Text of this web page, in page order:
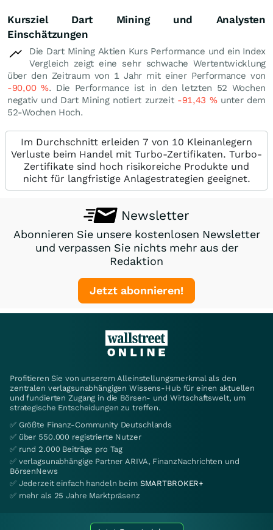
Kursziel Dart Mining und Analysten
Einschätzungen
Die Dart Mining Aktien Kurs Performance und ein Index
Vergleich zeigt eine sehr schwache Wertentwicklung
über den Zeitraum von 1 Jahr mit einer Performance von
-90,00 %. Die Performance ist in den letzten 52 Wochen
negativ und Dart Mining notiert zurzeit -91,43 %unter dem
52-Wochen Hoch.
Im Durchschnitt erleiden 7 von 10 Kleinanlegern
Verluste beim Handel mit Turbo-Zertifikaten. Turbo-
Zertifikate sind hoch risikoreiche Produkte und
nicht für langfristige Anlagestrategien geeignet.
Newsletter
Abonnieren Sie unsere kostenlosen Newsletter
und verpassen Sie nichts mehr aus der
Redaktion
Jetzt abonnieren!
Profitieren Sie von unserem Alleinstellungsmerkmal als den
zentralen verlagsunabhängigen Wissens-Hub für einen aktuellen
und fundierten Zugang in die Börsen- und Wirtschaftswelt, um
strategische Entscheidungen zu treffen.
✅ Größte Finanz-Community Deutschlands
✅ über 550.000 registrierte Nutzer
✅ rund 2.000 Beiträge pro Tag
✅ verlagsunabhängige Partner ARIVA, FinanzNachrichten und
BörsenNews
✅ Jederzeit einfach handeln beim SMARTBROKER+
✅ mehr als 25 Jahre Marktpräsenz